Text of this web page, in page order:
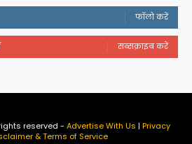
फॉलो करें
सब्सक्राइब करें
reserved - Advertise With Us | Privacy
& Terms of Service